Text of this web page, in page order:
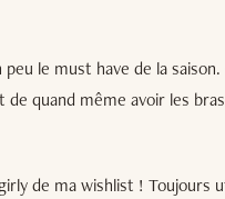
le must have de la
quand même avoir les
de ma wishlist ! Toujours